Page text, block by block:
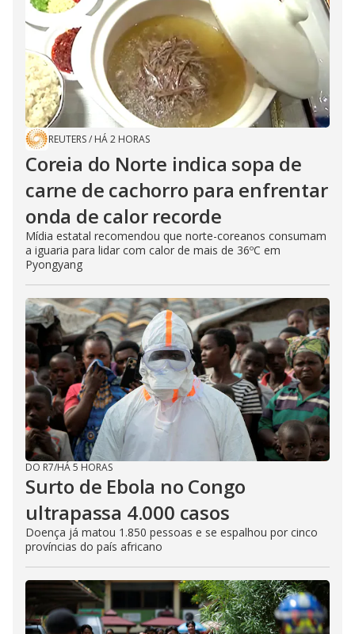
REUTERS/ HÁ 2 HORAS
Coreia do Norte indica sopa de
carne de cachorro para enfrentar
onda de calor recorde
Mídia estatal recomendou que norte-coreanos consumam
a iguaria para lidar com calor de mais de 36ºC em
Pyongyang
DO R7/HÁ 5 HORAS
Surto de Ebola no Congo
ultrapassa 4.000 casos
Doença já matou 1.850 pessoas e se espalhou por cinco
províncias do país africano